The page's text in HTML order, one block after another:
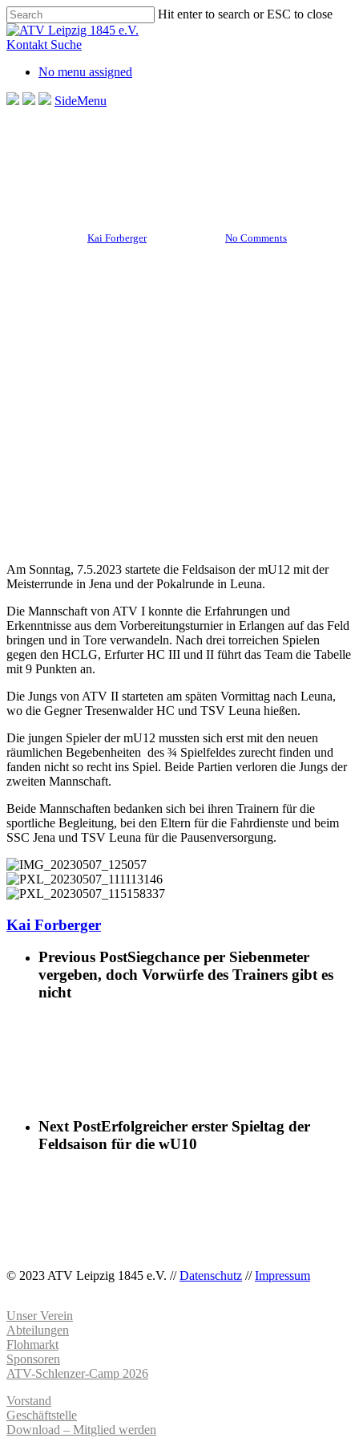
Skip
to
main
Hit enter to search or ESC to close
Close
Search
Kontakt Suche
No menu assigned
SideMenu
Kai Forberger No Comments
Am Sonntag, 7.5.2023 startete die Feldsaison der mU12 mit der
Meisterrunde in Jena und der Pokalrunde in Leuna.
Die Mannschaft von ATV I konnte die Erfahrungen und
Erkenntnisse aus dem Vorbereitungsturnier in Erlangen auf das Feld
bringen und in Tore verwandeln. Nach drei torreichen Spielen
gegen den HCLG, Erfurter HC III und II führt das Team die Tabelle
mit 9 Punkten an.
Die Jungs von ATV II starteten am späten Vormittag nach Leuna,
wo die Gegner Tresenwalder HC und TSV Leuna hießen.
Die jungen Spieler der mU12 mussten sich erst mit den neuen
räumlichen Begebenheiten des ¾ Spielfeldes zurecht finden und
fanden nicht so recht ins Spiel. Beide Partien verloren die Jungs der
zweiten Mannschaft.
Beide Mannschaften bedanken sich bei ihren Trainern für die
sportliche Begleitung, bei den Eltern für die Fahrdienste und beim
SSC Jena und TSV Leuna für die Pausenversorgung.
Kai Forberger
Previous PostSiegchance per Siebenmeter
vergeben, doch Vorwürfe des Trainers gibt es
nicht
Next PostErfolgreicher erster Spieltag der
Feldsaison für die wU10
© 2023 ATV Leipzig 1845 e.V. //Datenschutz //Impressum
Unser Verein
Abteilungen
Flohmarkt
Sponsoren
ATV-Schlenzer-Camp 2026
Vorstand
Geschäftstelle
Download – Mitglied werden